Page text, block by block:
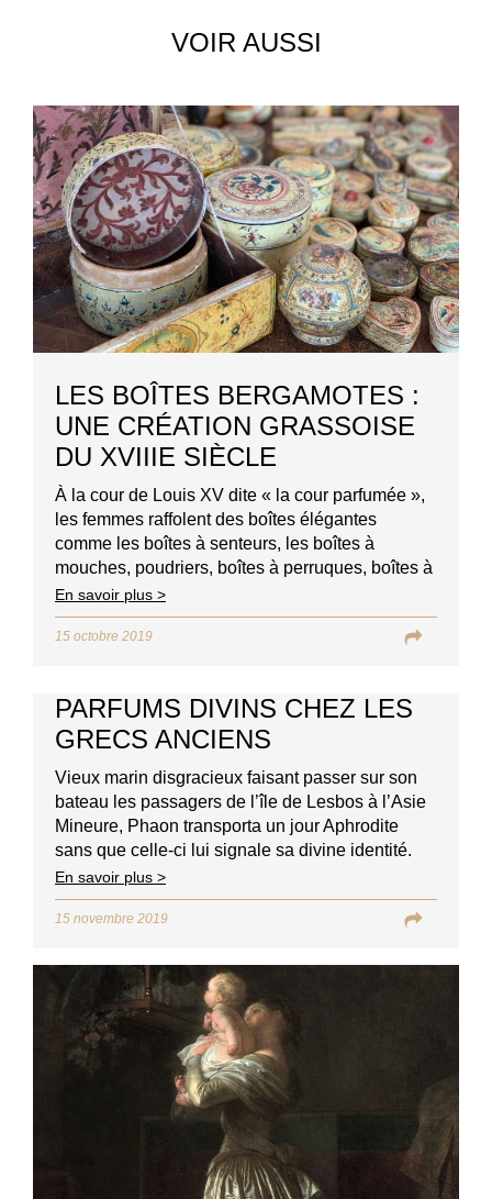
VOIR AUSSI
LES BOÎTES BERGAMOTES :
UNE CRÉATION GRASSOISE
DU XVIIIE SIÈCLE
À la cour de Louis XV dite « la cour parfumée »,
les femmes raffolent des boîtes élégantes
comme les boîtes à senteurs, les boîtes à
mouches, poudriers, boîtes à perruques, boîtes à
fard, tabatières et aussi de petites bonbonnières.
En savoir plus >
15 octobre 2019
PARFUMS DIVINS CHEZ LES
GRECS ANCIENS
Vieux marin disgracieux faisant passer sur son
bateau les passagers de l’île de Lesbos à l’Asie
Mineure, Phaon transporta un jour Aphrodite
sans que celle-ci lui signale sa divine identité.
En savoir plus >
15 novembre 2019